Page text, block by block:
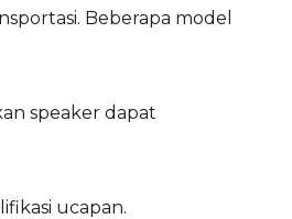
Beberapa model
speaker dapat
ucapan.